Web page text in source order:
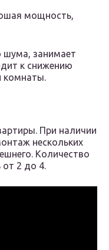
мощность,
шума, занимает
к снижению
комнаты.
При наличии
нескольких
Количество
от 2 до 4.